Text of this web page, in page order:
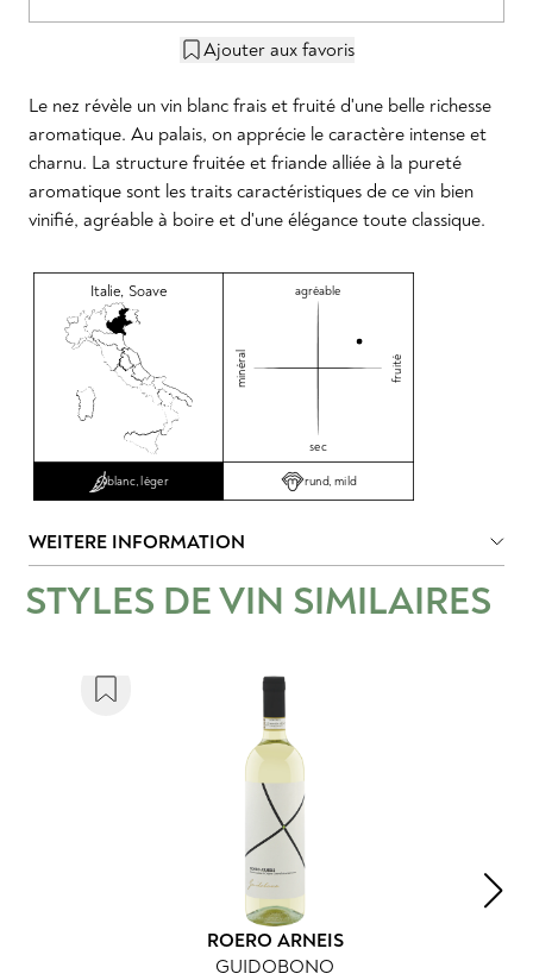
Ajouter aux favoris
Le nez révèle un vin blanc frais et fruité d'une belle richesse
aromatique. Au palais, on apprécie le caractère intense et
charnu. La structure fruitée et friande alliée à la pureté
aromatique sont les traits caractéristiques de ce vin bien
vinifié, agréable à boire et d'une élégance toute classique.
Italie, Soave agréable
minéral fruité
sec
blanc, léger rund, mild
WEITERE INFORMATION
STYLES DE VIN SIMILAIRES
ROERO ARNEIS
GUIDOBONO